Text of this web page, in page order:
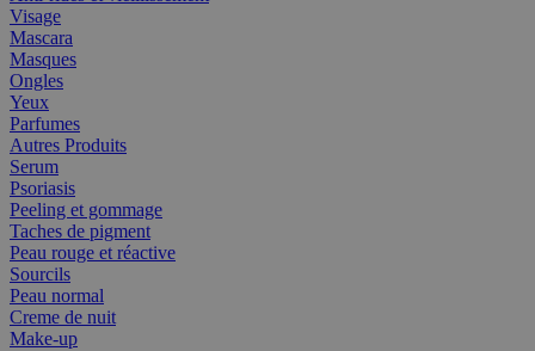
Visage
Mascara
Masques
Ongles
Yeux
Parfumes
Autres Produits
Serum
Psoriasis
Peeling et gommage
Taches de pigment
Peau rouge et réactive
Sourcils
Peau normal
Creme de nuit
Make-up